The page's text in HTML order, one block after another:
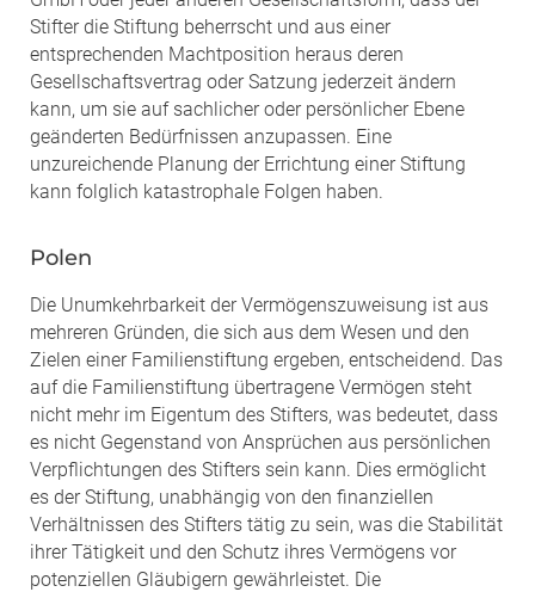
Stifter die Stiftung beherrscht und aus einer
entsprechenden Machtposition heraus deren
Gesellschaftsvertrag oder Satzung jederzeit ändern
kann, um sie auf sachlicher oder persönlicher Ebene
geänderten Bedürfnissen anzupassen. Eine
unzureichende Planung der Errichtung einer Stiftung
kann folglich katastrophale Folgen haben.
Polen
Die Unumkehrbarkeit der Vermögenszuweisung ist aus
mehreren Gründen, die sich aus dem Wesen und den
Zielen einer Familienstiftung ergeben, entscheidend. Das
auf die Familienstiftung übertragene Vermögen steht
nicht mehr im Eigentum des Stifters, was bedeutet, dass
es nicht Gegenstand von Ansprüchen aus persönlichen
Verpflichtungen des Stifters sein kann. Dies ermöglicht
es der Stiftung, unabhängig von den finanziellen
Verhältnissen des Stifters tätig zu sein, was die Stabilität
ihrer Tätigkeit und den Schutz ihres Vermögens vor
potenziellen Gläubigern gewährleistet. Die